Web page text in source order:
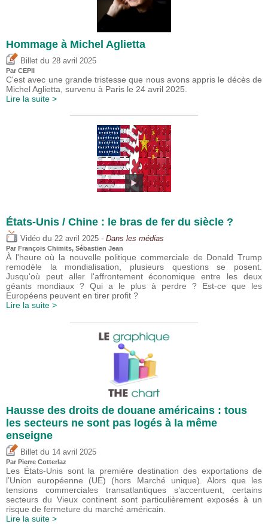
Hommage à Michel Aglietta
Billet du 28 avril 2025
Par CEPII
C'est avec une grande tristesse que nous avons appris le décès de
Michel Aglietta, survenu à Paris le 24 avril 2025.
Lire la suite >
États-Unis / Chine : le bras de fer du siècle ?
Vidéo du 22 avril 2025 - Dans les médias
Par François Chimits, Sébastien Jean
À l'heure où la nouvelle politique commerciale de Donald Trump
remodèle la mondialisation, plusieurs questions se posent.
Jusqu'où peut aller l'affrontement économique entre les deux
géants mondiaux ? Qui a le plus à perdre ? Est-ce que les
Européens peuvent en tirer profit ?
Lire la suite >
Hausse des droits de douane américains : tous
les secteurs ne sont pas logés à la même
enseigne
Billet du 14 avril 2025
Par Pierre Cotterlaz
Les États-Unis sont la première destination des exportations de
l’Union européenne (UE) (hors Marché unique). Alors que les
tensions commerciales transatlantiques s’accentuent, certains
secteurs du Vieux continent sont particulièrement exposés à un
risque de fermeture du marché américain.
Lire la suite >